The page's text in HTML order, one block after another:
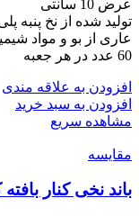
عرض 10 سانتی
تولید شده از نخ پنبه
عاری از بو و مواد
60 عدد در هر جعبه
افزودن به علاقه مندی
افزودن به سبد خرید
مشاهده سریع
مقایسه
باند نخی کنار بافته کاوه